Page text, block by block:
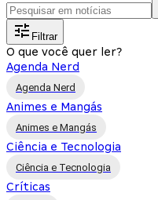
Filtrar
O que você quer ler?
Agenda Nerd
Agenda Nerd
Animes e Mangás
Animes e Mangás
Ciência e Tecnologia
Ciência e Tecnologia
Críticas